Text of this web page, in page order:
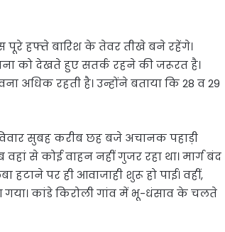
पूरे हफ्ते बारिश के तेवर तीखे बने रहेंगे।
को देखते हुए सतर्क रहने की जरूरत है।
अधिक रहती है। उन्होंने बताया कि 28 व 29
सुबह करीब छह बजे अचानक पहाड़ी
से कोई वाहन नहीं गुजर रहा था। मार्ग बंद
पर ही आवाजाही शुरू हो पाई। वहीं,
कांडे किरोली गांव में भू-धंसाव के चलते